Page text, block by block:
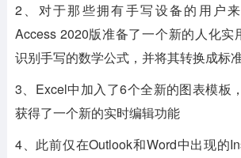
2、对于那些拥有手写设备的用户
Access 2020版准备了一个新的人化实
识别手写的数学公式，并将其转换成标
3、Excel中加入了6个全新的图表模板
获得了一个新的实时编辑功能
4、此前仅在Outlook和Word中出现的